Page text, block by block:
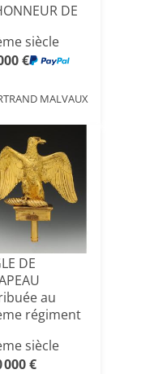
DE
Premie[...]
siècle
€
MALVAUX
DE
au
régiment
siècle
000 €